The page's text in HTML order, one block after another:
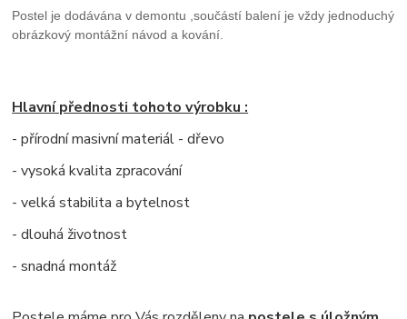
Postel je dodávána v demontu ,součástí balení je vždy jednoduchý
obrázkový montážní návod a kování.
Hlavní přednosti tohoto výrobku :
- přírodní masivní materiál - dřevo
- vysoká kvalita zpracování
- velká stabilita a bytelnost
- dlouhá životnost
- snadná montáž